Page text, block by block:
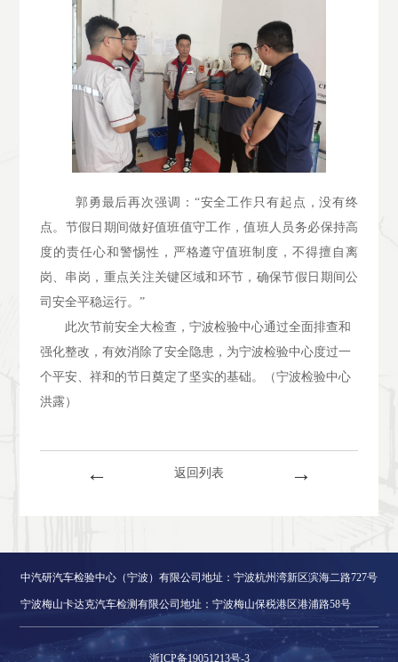
郭勇最后再次强调： “安全工作只有起点，没有终
点。 节假日期间做好值班值守工作，值班人员务必保持高
度的责任心和警惕性，严格遵守值班制度，不得擅自离
岗、串岗，重点关注关键区域和环节，确保节假日期间公
司安全平稳运行。”
此次节前安全大检查，宁波检验中心通过全面排查和
强化整改，有效消除了安全隐患，为宁波检验中心度过一
个平安、祥和的节日奠定了坚实的基础。（宁波检验中心
洪露）
← 返回列表 →
中汽研汽车检验中心（宁波）有限公司地址：宁波杭州湾新区滨海二路727号
宁波梅山卡达克汽车检测有限公司地址：宁波梅山保税港区港浦路58号
浙ICP备19051213号-3